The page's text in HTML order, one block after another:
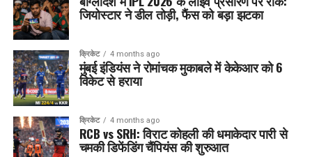
जियोस्टार ने डील तोड़ी, फैंस को बड़ा झटका
क्रिकेट 4 months ago
मुंबई इंडियंस ने रोमांचक मुकाबले में केकेआर को 6
विकेट से हराया
क्रिकेट 4 months ago
RCB vs SRH: विराट कोहली की धमाकेदार पारी से
चमकी डिफेंडिंग चैंपियंस की शुरुआत